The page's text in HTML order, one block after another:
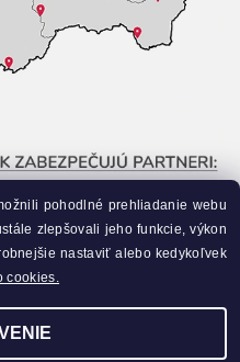
pohodlné prehliadanie webu
zlepšovali jeho funkcie, výkon
nastaviť alebo kedykoľvek
cookies.